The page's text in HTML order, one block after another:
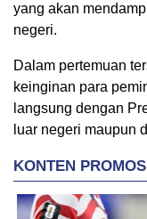
yang akan
negeri.
Dalam pertemuan
keinginan para
langsung dengan
luar negeri maupun